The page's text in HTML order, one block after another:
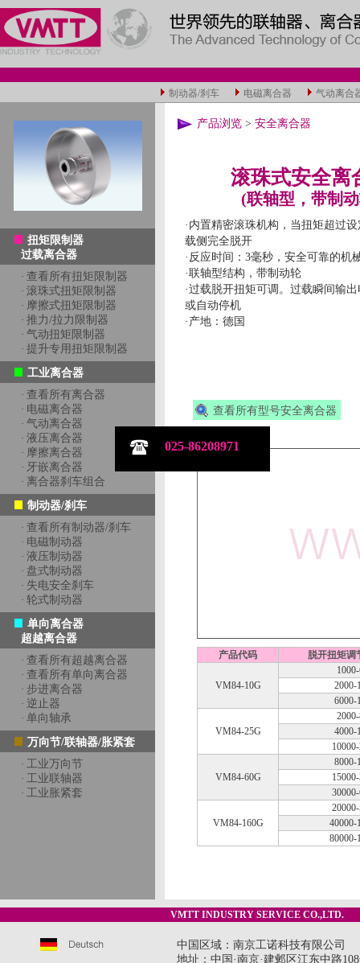
制动器/刹车 电磁离合器 气动离合
扭矩限制器
过载离合器
· 查看所有扭矩限制器
· 滚珠式扭矩限制器
· 摩擦式扭矩限制器
· 推力/拉力限制器
· 气动扭矩限制器
· 提升专用扭矩限制器
工业离合器
· 查看所有离合器
· 电磁离合器
· 气动离合器
· 液压离合器
· 摩擦离合器
· 牙嵌离合器
· 离合器刹车组合
制动器/刹车
· 查看所有制动器/刹车
· 电磁制动器
· 液压制动器
· 盘式制动器
· 失电安全刹车
· 轮式制动器
单向离合器
超越离合器
· 查看所有超越离合器
· 查看所有单向离合器
· 步进离合器
· 逆止器
· 单向轴承
万向节/联轴器/胀紧套
· 工业万向节
· 工业联轴器
· 工业胀紧套
产品浏览 > 安全离合器
滚珠式安全离
(联轴型，带制
·内置精密滚珠机构，当扭矩超过
载侧完全脱开
·反应时间：3毫秒，安全可靠的机
·联轴型结构，带制动轮
·过载脱开扭矩可调。过载瞬间输
或自动停机
·产地：德国
查看所有型号安全离合器
产品代码 脱开扭矩调
VM84-10G
2000-
6000-
VM84-25G
4000-
VM84-60G
8000-
VM84-160G
40000-
80000-
VMTT INDUSTRY SERVICE CO.,LTD.
中国区域：南京工诺科技有限公司
地址：中国·南京·建邺区江东中路
025-86208971